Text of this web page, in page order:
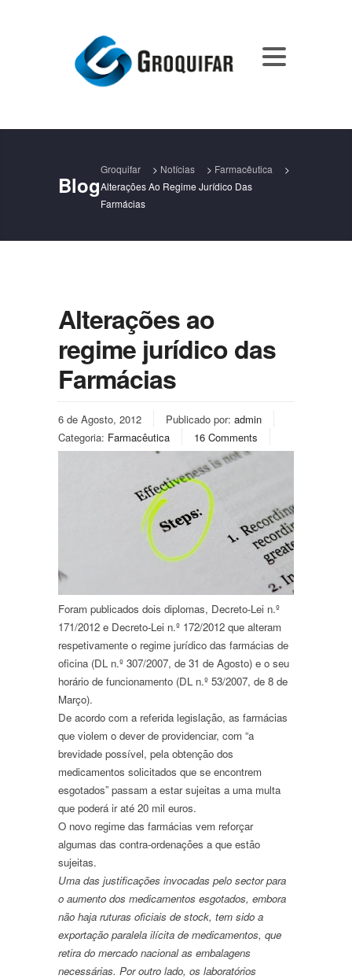
Blog
Groquifar > Notícias > Farmacêutica
>
Alterações Ao Regime Jurídico Das
Farmácias
Alterações ao
regime jurídico das
Farmácias
6 de Agosto, 2012 Publicado por: admin
Categoria: Farmacêutica 16 Comments
Foram publicados dois diplomas, Decreto-Lei n.º
171/2012 e Decreto-Lei n.º 172/2012 que alteram
respetivamente o regime jurídico das farmácias de
oficina (DL n.º 307/2007, de 31 de Agosto) e o seu
horário de funcionamento (DL n.º 53/2007, de 8 de
Março).
De acordo com a referida legislação, as farmácias
que violem o dever de providenciar, com “a
brevidade possível, pela obtenção dos
medicamentos solicitados que se encontrem
esgotados” passam a estar sujeitas a uma multa
que poderá ir até 20 mil euros.
O novo regime das farmácias vem reforçar
algumas das contra-ordenações a que estão
sujeitas.
Uma das justificações invocadas pelo sector para
o aumento dos medicamentos esgotados, embora
não haja ruturas oficiais de stock, tem sido a
exportação paralela ilícita de medicamentos, que
retira do mercado nacional as embalagens
necessárias. Por outro lado, os laboratórios